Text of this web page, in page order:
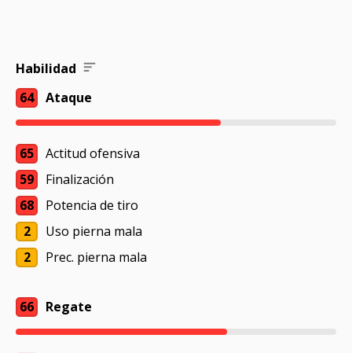
Habilidad
64
Ataque
65
Actitud ofensiva
59
Finalización
68
Potencia de tiro
2
Uso pierna mala
2
Prec. pierna mala
66 Regate